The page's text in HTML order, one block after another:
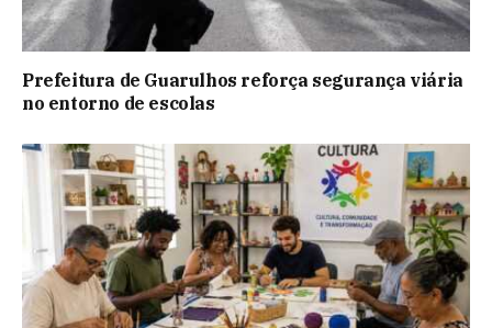
Prefeitura de Guarulhos reforça segurança viária
no entorno de escolas